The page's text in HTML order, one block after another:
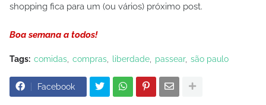
shopping fica para um (ou vários) próximo post.
Boa semana a todos!
Tags: comidas compras liberdade passear são paulo
Facebook